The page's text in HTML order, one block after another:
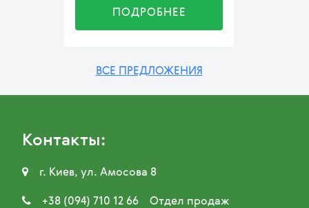
ПОДРОБНЕЕ
ВСЕ ПРЕДЛОЖЕНИЯ
Контакты:
 г. Киев, ул. Амосова 8
 +38 (094) 710 12 66 Отдел продаж